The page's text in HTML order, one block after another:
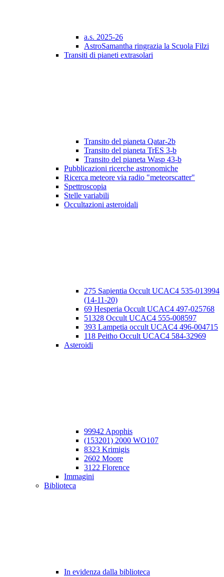
a.s. 2025-26
AstroSamantha ringrazia la Scuola Filzi
Transiti di pianeti extrasolari
Transito del pianeta Qatar-2b
Transito del pianeta TrES 3-b
Transito del pianeta Wasp 43-b
Pubblicazioni ricerche astronomiche
Ricerca meteore via radio "meteorscatter"
Spettroscopia
Stelle variabili
Occultazioni asteroidali
275 Sapientia Occult UCAC4 535-013994
(14-11-20)
69 Hesperia Occult UCAC4 497-025768
51328 Occult UCAC4 555-008597
393 Lampetia occult UCAC4 496-004715
118 Peitho Occult UCAC4 584-32969
Asteroidi
99942 Apophis
(153201) 2000 WO107
8323 Krimigis
2602 Moore
3122 Florence
Immagini
Biblioteca
In evidenza dalla biblioteca